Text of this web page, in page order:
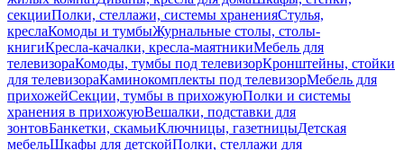
секцииПолки, стеллажи, системы храненияСтулья,
креслаКомоды и тумбыЖурнальные столы, столы-
книгиКресла-качалки, кресла-маятникиМебель для
телевизораКомоды, тумбы под телевизорКронштейны, стойки
для телевизораКаминокомплекты под телевизорМебель для
прихожейСекции, тумбы в прихожуюПолки и системы
хранения в прихожуюВешалки, подставки для
зонтовБанкетки, скамьиКлючницы, газетницыДетская
мебельШкафы для детскойПолки, стеллажи для